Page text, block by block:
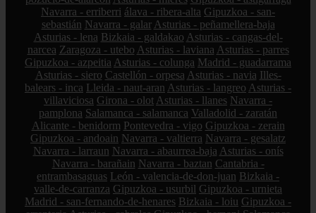
Navarra - erriberri álava - ribera-alta Gipuzkoa - san-
sebastián Navarra - galar Asturias - peñamellera-baja
Asturias - lena Bizkaia - galdakao Asturias - cangas-del-
narcea Zaragoza - utebo Asturias - laviana Asturias - parres
Gipuzkoa - azpeitia Asturias - colunga Madrid - guadarrama
Asturias - siero Castellón - orpesa Asturias - navia Illes-
balears - inca Lleida - naut-aran Asturias - langreo Asturias -
villaviciosa Girona - olot Asturias - llanes Navarra -
pamplona Salamanca - salamanca Valladolid - zaratán
Alicante - benidorm Pontevedra - vigo Gipuzkoa - zerain
Gipuzkoa - andoain Navarra - valtierra Navarra - gesalatz
Navarra - larraun Navarra - abaurrea-baja Asturias - onís
Navarra - barañain Navarra - baztan Cantabria -
entrambasaguas León - valencia-de-don-juan Bizkaia -
valle-de-carranza Gipuzkoa - usurbil Gipuzkoa - urnieta
Madrid - san-fernando-de-henares Bizkaia - loiu Gipuzkoa -